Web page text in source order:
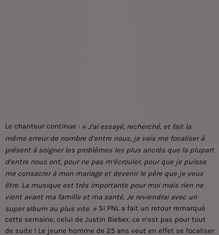
Le chanteur continue : « J’ai essayé, recherché, et fait la
même erreur de nombre d’entre nous, je vais me focaliser à
présent à soigner les problèmes les plus ancrés que la plupart
d’entre nous ont, pour ne pas m’écrouler, pour que je puisse
me consacrer à mon mariage et devenir le père que je veux
être. La musique est très importante pour moi mais rien ne
vient avant ma famille et ma santé. Je reviendrai avec un
super album au plus vite. » Si PNL a fait un retour remarqué
cette semaine, celui de Justin Bieber, ce n’est pas pour tout
de suite ! Le jeune homme de 25 ans veut en effet se focaliser